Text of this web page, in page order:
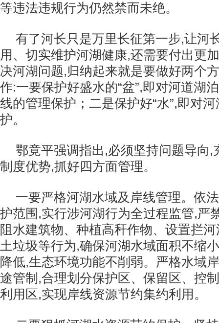
等违法违规行为仍然禁而未绝。
有了河长只是万里长征第一步,让河
用、切实维护河湖健康,还需要付出更
决河湖问题,归纳起来就是要做好两个
作:一要保护好盛水的“盆”,即对河道湖
线的管理保护；二是保护好“水”,即对
护。
鄂竟平强调指出,必须坚持问题导向,
制度优势,抓好四方面管理。
一要严格河湖水域及岸线管理。依
护范围,实行涉河湖行为全过程监管,严
阻水建筑物、种植高秆作物、设置拦
土垃圾等行为,确保河湖水域面积不缩
降低,生态环境功能不削弱。严格水域
途管制,合理划分保护区、保留区、控
利用区,实现岸线资源节约集约利用。